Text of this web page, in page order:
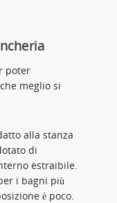
poter
meglio si
alla stanza
di
estraibile.
i bagni più
è poco.